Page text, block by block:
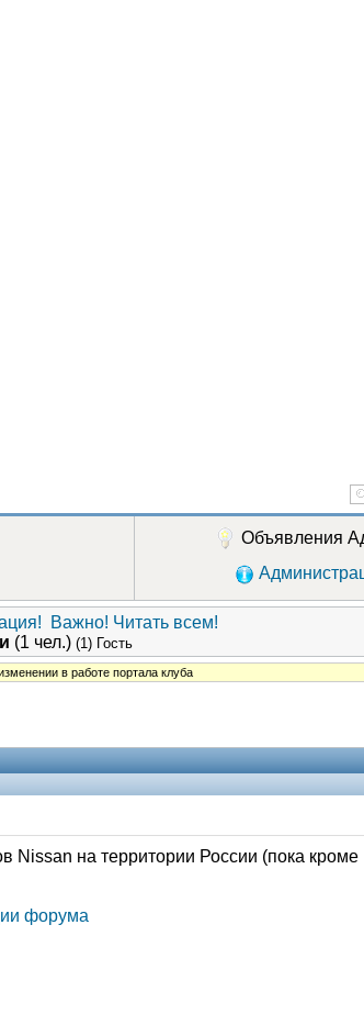
Объявления
Важно! Читать всем!
(1 чел.) (1) Гость
в работе портала клуба
Nissan на территории России (пока кроме
форума